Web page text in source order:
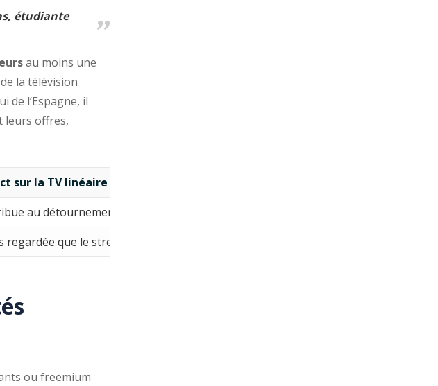
étudiante
au moins une
la télévision
de l’Espagne, il
leurs offres,
sur la TV linéaire
au détournement de 57 % des Français de la TV linéaire
regardée que le streaming gratuit ou payant
ou freemium